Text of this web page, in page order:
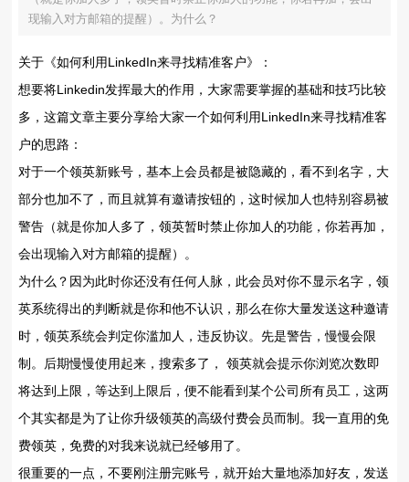
现输入对方邮箱的提醒）。为什么？
关于《如何利用LinkedIn来寻找精准客户》：
想要将Linkedin发挥最大的作用，大家需要掌握的基础和技巧比较
多，这篇文章主要分享给大家一个如何利用LinkedIn来寻找精准客
户的思路：
对于一个领英新账号，基本上会员都是被隐藏的，看不到名字，大
部分也加不了，而且就算有邀请按钮的，这时候加人也特别容易被
警告（就是你加人多了，领英暂时禁止你加人的功能，你若再加，
会出现输入对方邮箱的提醒）。
为什么？因为此时你还没有任何人脉，此会员对你不显示名字，领
英系统得出的判断就是你和他不认识，那么在你大量发送这种邀请
时，领英系统会判定你滥加人，违反协议。先是警告，慢慢会限
制。后期慢慢使用起来，搜索多了， 领英就会提示你浏览次数即
将达到上限，等达到上限后，便不能看到某个公司所有员工，这两
个其实都是为了让你升级领英的高级付费会员而制。我一直用的免
费领英，免费的对我来说就已经够用了。
很重要的一点，不要刚注册完账号，就开始大量地添加好友，发送